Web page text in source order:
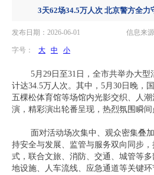
3天62场34.5万人次 北京警方全力
发布日期：2026-06-01 信息来
字号： 大 中 小
5月29日至31日，全市共举办大型
计达34.5万人次。其中，5月30日晚，
五棵松体育馆等场馆内光影交织、人
演，精彩演出轮番呈现，热烈氛围瞬间
面对活动场次集中、观众密集叠
持安全与发展、监管与服务双向同步
式，联合文旅、消防、交通、城管等
地设施、人车流线、应急通道等关键